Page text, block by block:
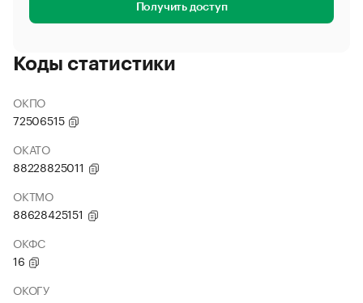
Получить доступ
Коды статистики
ОКПО
72506515
ОКАТО
88228825011
ОКТМО
88628425151
ОКФС
16
ОКОГУ